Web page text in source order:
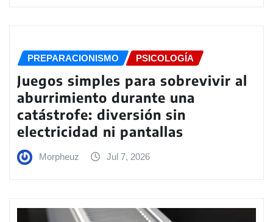
PREPARACIONISMO PSICOLOGÍA
Juegos simples para sobrevivir al
aburrimiento durante una
catástrofe: diversión sin
electricidad ni pantallas
Morpheuz Jul 7, 2026